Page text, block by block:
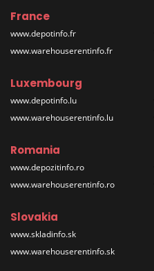
France
www.depotinfo.fr
www.warehouserentinfo.fr
Luxembourg
www.depotinfo.lu
www.warehouserentinfo.lu
Romania
www.depozitinfo.ro
www.warehouserentinfo.ro
Slovakia
www.skladinfo.sk
www.warehouserentinfo.sk